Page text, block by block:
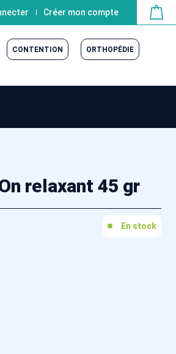
Créer mon compte
CONTENTION ORTHOPÉDIE
relaxant 45 gr
En stock